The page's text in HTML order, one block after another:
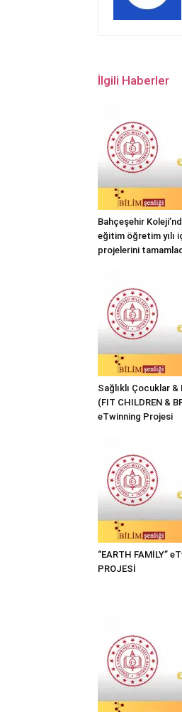
İlgili Haberler
Bahçeşehir
eğitim öğretim yılı
projelerini
Sağlıklı Çocuklar
(FIT CHILDREN &
eTwinning Projesi
“EARTH FAMİLY”
PROJESİ